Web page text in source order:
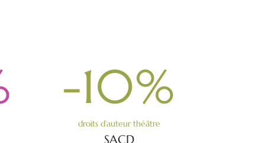
-10%
droits d’auteur théâtre
SACD